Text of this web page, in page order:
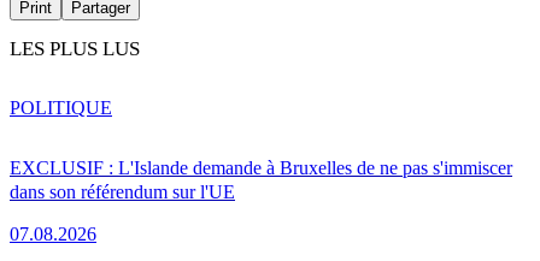
Print Partager
LES PLUS LUS
EXCLUSIF : L'Islande demande à Bruxelles de ne pas s'immiscer
dans son référendum sur l'UE
07.08.2026
POLITIQUE